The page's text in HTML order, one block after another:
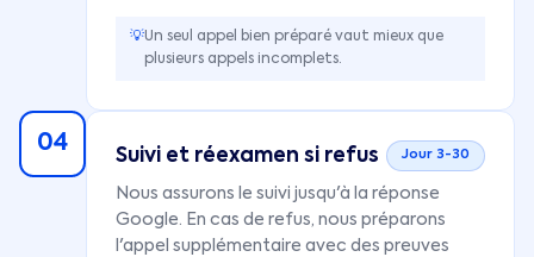
💡Un seul appel bien préparé vaut mieux que
plusieurs appels incomplets.
04 Suivi et réexamen si refus Jour 3-30
Nous assurons le suivi jusqu'à la réponse
Google. En cas de refus, nous préparons
l'appel supplémentaire avec des preuves